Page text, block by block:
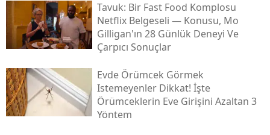
Tavuk: Bir Fast Food Komplosu
Netflix Belgeseli — Konusu, Mo
Gilligan'ın 28 Günlük Deneyi Ve
Çarpıcı Sonuçlar
Evde Örümcek Görmek
Istemeyenler Dikkat! İşte
Örümceklerin Eve Girişini Azaltan 3
Yöntem